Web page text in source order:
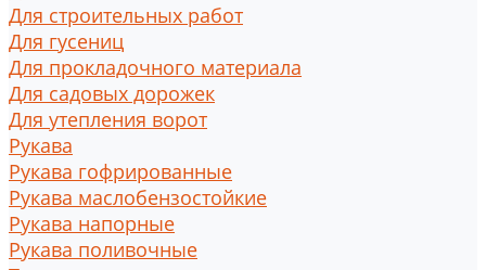
Для строительных работ
Для гусениц
Для прокладочного материала
Для садовых дорожек
Для утепления ворот
Рукава
Рукава гофрированные
Рукава маслобензостойкие
Рукава напорные
Рукава поливочные